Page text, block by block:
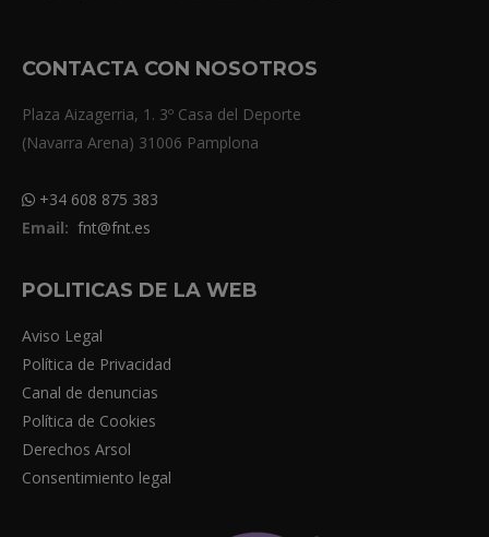
CONTACTA CON NOSOTROS
Plaza Aizagerria, 1. 3º Casa del Deporte
(Navarra Arena) 31006 Pamplona
+34 608 875 383
Email: fnt@fnt.es
POLITICAS DE LA WEB
Aviso Legal
Política de Privacidad
Canal de denuncias
Política de Cookies
Derechos Arsol
Consentimiento legal